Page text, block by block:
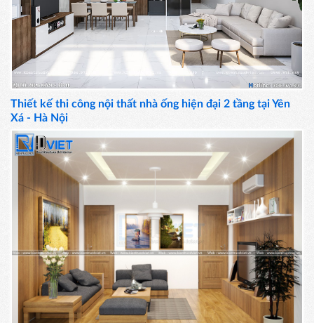
Thiết kế thi công nội thất nhà ống hiện đại 2 tầng tại Yên
Xá - Hà Nội